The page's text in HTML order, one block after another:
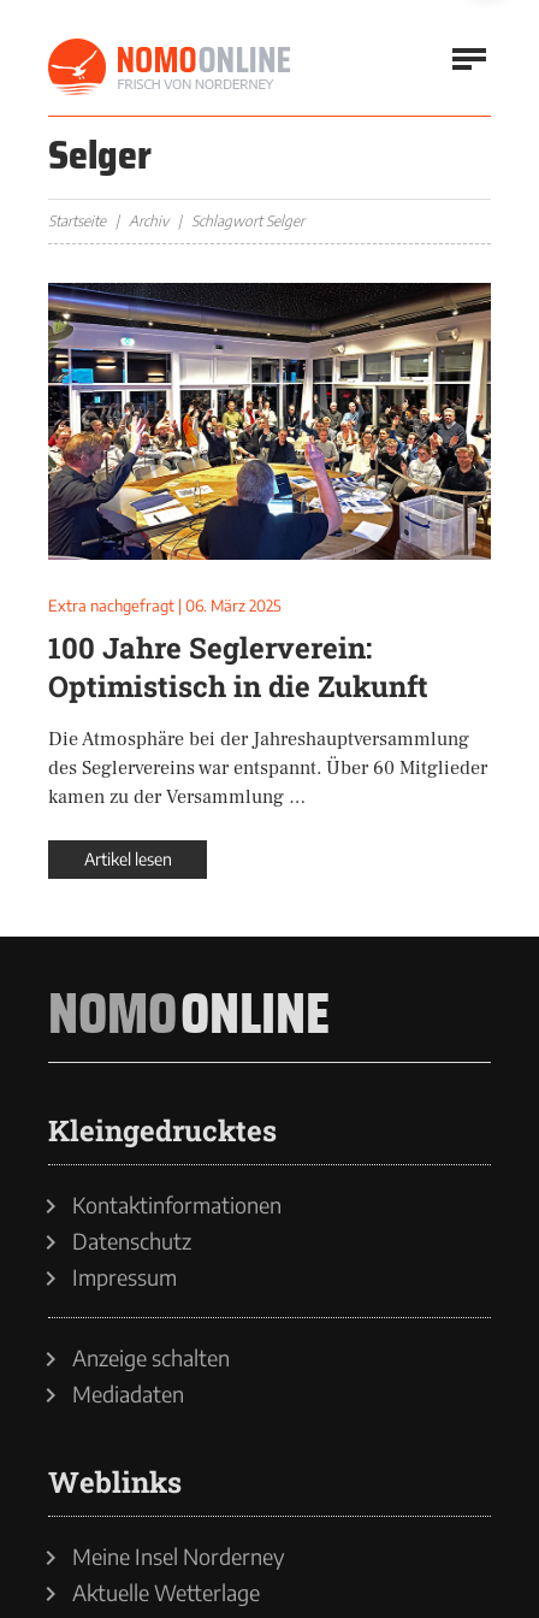
Selger
Startseite Archiv Schlagwort Selger
Extra nachgefragt | 06. März 2025
100 Jahre Seglerverein:
Optimistisch in die Zukunft
Die Atmosphäre bei der Jahreshauptversammlung
des Seglervereins war entspannt. Über 60 Mitglieder
kamen zu der Versammlung …
Artikel lesen
NOMOONLINE
Kleingedrucktes
Kontaktinformationen
Datenschutz
Impressum
Anzeige schalten
Mediadaten
Weblinks
Meine Insel Norderney
Aktuelle Wetterlage